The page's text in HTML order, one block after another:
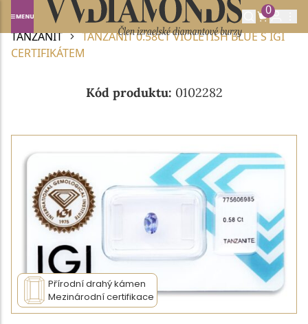
0
Domů
DRAHOKAMY A POLODRAHOKAMY
TANZANIT
TANZANIT 0.58CT VIOLETISH BLUE S IGI
CERTIFIKÁTEM
Kód produktu: 0102282
Přírodní drahý kámen
Mezinárodní certifikace